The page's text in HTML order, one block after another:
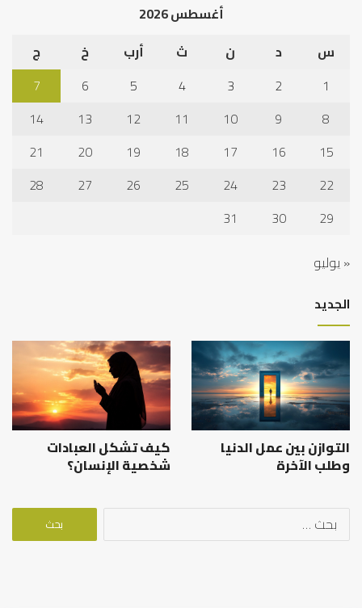
أغسطس 2026
س
د ن ث أرب خ
ج
1
2
3
4
5
6
7
8
9
10
11
12
13
14
15
16
17
18
19
20
21
22
23
24
25
26
27
28
29
30
31
« يوليو
الجديد
التوازن بين عمل الدنيا
وطلب الآخرة
كيف تشكل العبادات
شخصية الإنسان؟
البحث